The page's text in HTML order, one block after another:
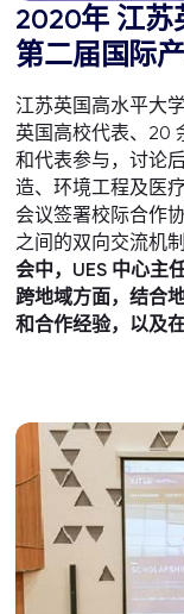
2020年 江苏
第二届国际
江苏英国高水平大
英国高校代表、20
和代表参与，讨论
造、环境工程及医
会议签署校际合作
之间的双向交流机制
会中，UES 中心主
跨地域方面，结合
和合作经验，以及